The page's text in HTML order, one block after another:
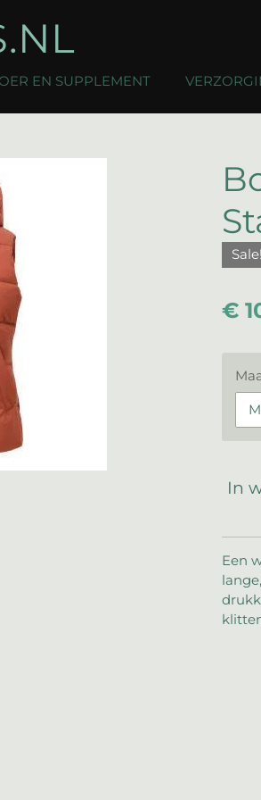
EN SUPPLEMENT
Sale!
€
In
Een